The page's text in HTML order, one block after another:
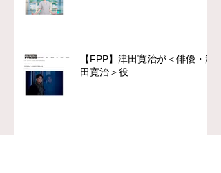
【FPP】津田寛治が＜俳優・津
田寛治＞役